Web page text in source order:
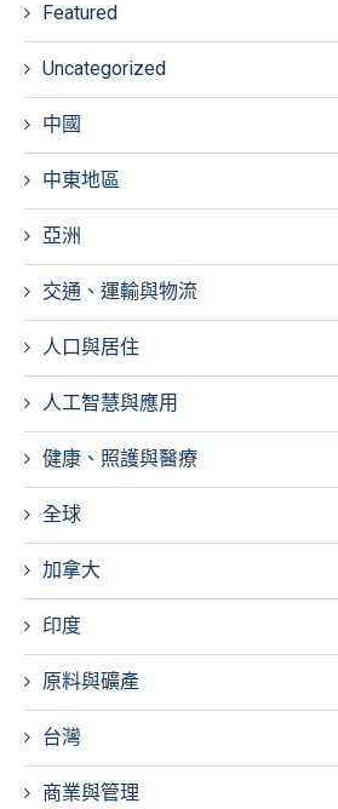
Featured
Uncategorized
中國
中東地區
亞洲
交通、運輸與物流
人口與居住
人工智慧與應用
健康、照護與醫療
全球
加拿大
印度
原料與礦產
台灣
商業與管理